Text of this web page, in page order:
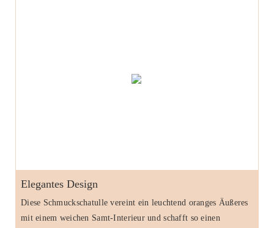
Elegantes Design
Diese Schmuckschatulle vereint ein leuchtend oranges Äußeres
mit einem weichen Samt-Interieur und schafft so einen